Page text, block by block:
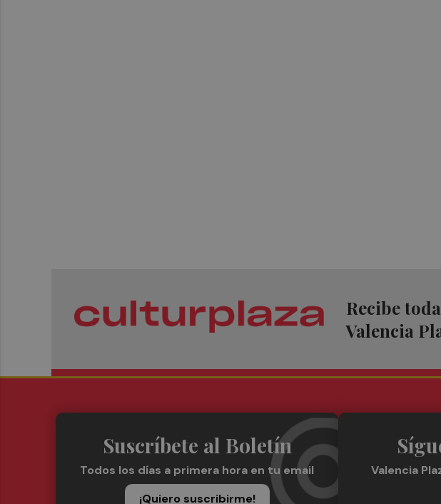
Recibe
Valencia
Suscríbete al Boletín
Todos los días a primera hora en tu email
¡Quiero suscribirme!
Valencia